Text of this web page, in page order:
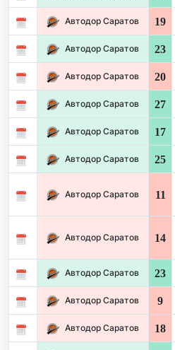
Автодор Саратов 19
Автодор Саратов 23
Автодор Саратов 20
Автодор Саратов 27
Автодор Саратов 17
Автодор Саратов 25
Автодор Саратов 11
Автодор Саратов 14
Автодор Саратов 23
Автодор Саратов 9
Автодор Саратов 18